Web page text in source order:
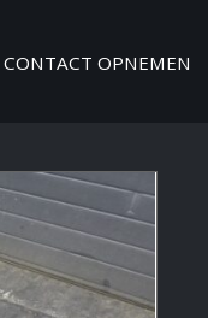
CONTACT OPNEMEN